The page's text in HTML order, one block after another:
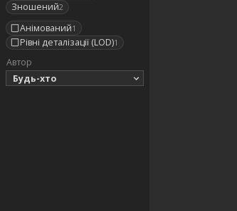
Зношений2
Анімований1
Рівні деталізації (LOD)1
Автор
Будь-хто